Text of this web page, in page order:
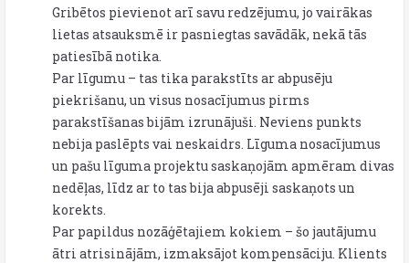
Gribētos pievienot arī savu redzējumu, jo vairākas
lietas atsauksmē ir pasniegtas savādāk, nekā tās
patiesībā notika.
Par līgumu – tas tika parakstīts ar abpusēju
piekrišanu, un visus nosacījumus pirms
parakstīšanas bijām izrunājuši. Neviens punkts
nebija paslēpts vai neskaidrs. Līguma nosacījumus
un pašu līguma projektu saskaņojām apmēram divas
nedēļas, līdz ar to tas bija abpusēji saskaņots un
korekts.
Par papildus nozāģētajiem kokiem – šo jautājumu
ātri atrisinājām, izmaksājot kompensāciju. Klients